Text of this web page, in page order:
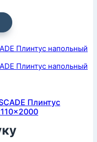
Плинтус